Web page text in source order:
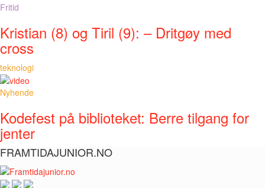
Fritid
Kristian (8) og Tiril (9): – Dritgøy med
cross
teknologi
Nyhende
Kodefest på biblioteket: Berre tilgang for
jenter
FRAMTIDAJUNIOR.NO